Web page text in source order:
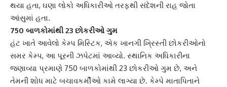
થયા હતા, ઘણા લોકો અધિકારીઓ તરફથી સંદેશની રાહ જોતા
આંસુમાં હતા.
750 બાળકોમાંથી 23 છોકરીઓ ગુમ
હંટ ખાતે આવેલો કેમ્પ મિસ્ટિક, એક ખાનગી ખ્રિસ્તી છોકરીઓનો
સમર કેમ્પ, આ પૂરની ઝપેટમાં આવ્યો. સ્થાનિક અધિકારીના
જણાવ્યા પ્રમાણે 750 બાળકોમાંથી 23 છોકરીઓ ગુમ છે, અને
તેમની શોધ માટે બચાવકર્મીઓ કામે લાગ્યા છે. કેમ્પે માતાપિતાને